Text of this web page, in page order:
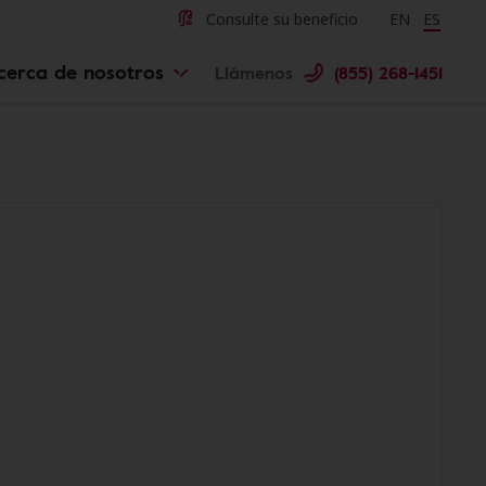
Consulte su beneficio Change
EN ES
de nosotros Llámenos (855) 268-1451